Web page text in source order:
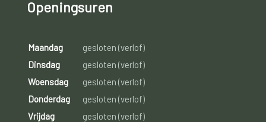
Openingsuren
Maandag
gesloten (verlof)
Dinsdag
gesloten (verlof)
Woensdag
gesloten (verlof)
Donderdag
gesloten (verlof)
Vrijdag
gesloten (verlof)